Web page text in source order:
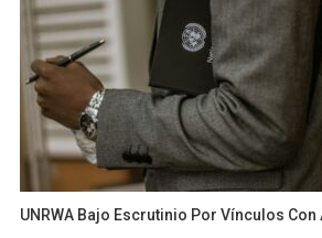
UNRWA Bajo Escrutinio Por Vínculos Con